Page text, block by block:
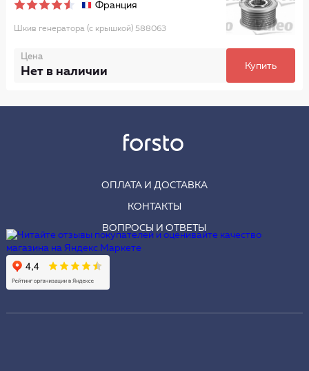
Франция
Шкив генератора (с крышкой) 588063
Цена
Нет в наличии Купить
ОПЛАТА И ДОСТАВКА
КОНТАКТЫ
ВОПРОСЫ И ОТВЕТЫ